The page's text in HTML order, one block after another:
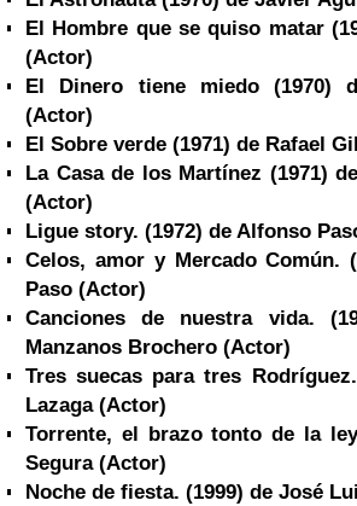
El Hombre que se quiso matar
(Actor)
El Dinero tiene miedo (1970)
(Actor)
El Sobre verde (1971) de Rafael Gil
La Casa de los Martínez (1971)
(Actor)
Ligue story. (1972) de Alfonso
Celos, amor y Mercado Común.
Paso (Actor)
Canciones de nuestra vida.
Manzanos Brochero (Actor)
Tres suecas para tres
Lazaga (Actor)
Torrente, el brazo tonto de la
Segura (Actor)
Noche de fiesta. (1999) de José